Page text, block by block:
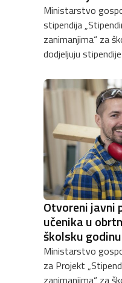
Ministarstvo
stipendija
zanimanjima“ za
dodjeljuju
Otvoreni javni
učenika u
školsku
Ministarstvo
za Projekt